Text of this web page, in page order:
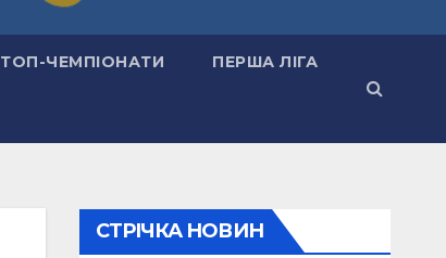
ТОП-ЧЕМПІОНАТИ ПЕРША ЛІГА
СТРІЧКА НОВИН